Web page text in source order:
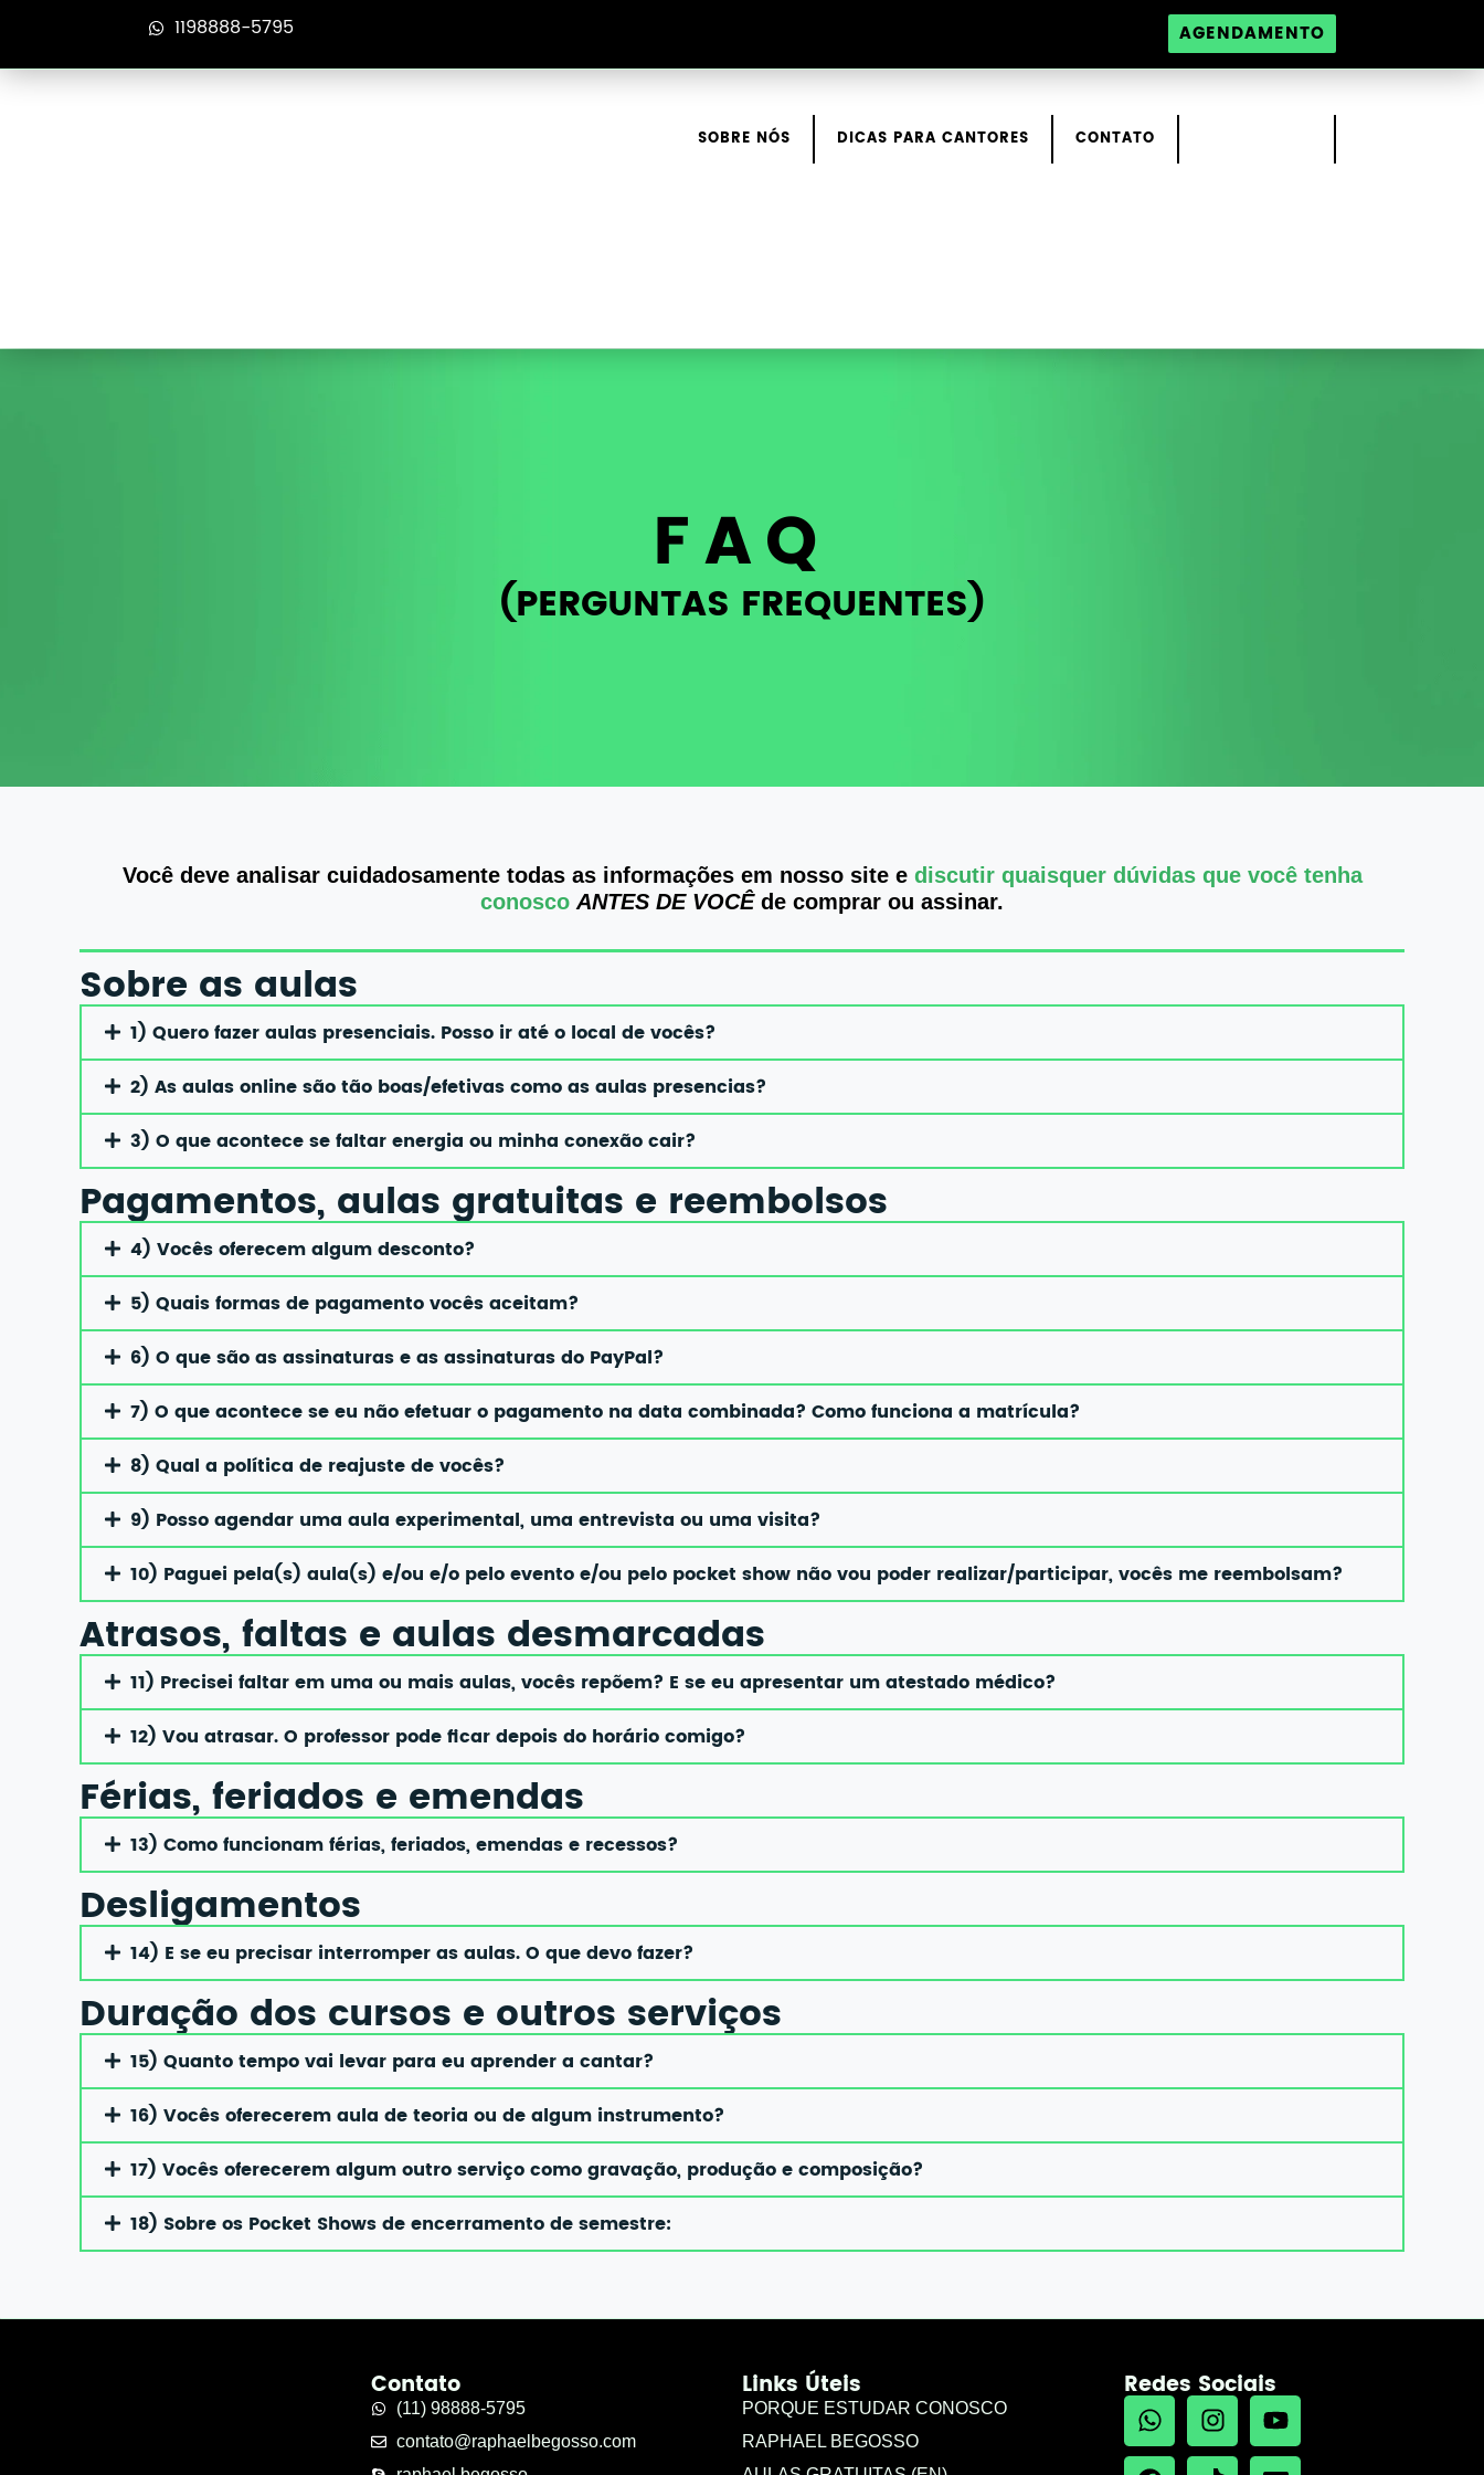
1198888-5795 AGENDAMENTO
SOBRE NÓS DICAS PARA CANTORES CONTATO
FAQ
(PERGUNTAS FREQUENTES)
Você deve analisar cuidadosamente todas as informações em nosso site e discutir quaisquer dúvidas que você tenha
conosco ANTES DE VOCÊde comprar ou assinar.
Sobre as aulas
1) Quero fazer aulas presenciais. Posso ir até o local de vocês?
2) As aulas online são tão boas/efetivas como as aulas presencias?
3) O que acontece se faltar energia ou minha conexão cair?
Pagamentos, aulas gratuitas e reembolsos
4) Vocês oferecem algum desconto?
5) Quais formas de pagamento vocês aceitam?
6) O que são as assinaturas e as assinaturas do PayPal?
7) O que acontece se eu não efetuar o pagamento na data combinada? Como funciona a matrícula?
8) Qual a política de reajuste de vocês?
9) Posso agendar uma aula experimental, uma entrevista ou uma visita?
10) Paguei pela(s) aula(s) e/ou e/o pelo evento e/ou pelo pocket show não vou poder realizar/participar, vocês me reembolsam?
Atrasos, faltas e aulas desmarcadas
11) Precisei faltar em uma ou mais aulas, vocês repõem? E se eu apresentar um atestado médico?
12) Vou atrasar. O professor pode ficar depois do horário comigo?
Férias, feriados e emendas
13) Como funcionam férias, feriados, emendas e recessos?
Desligamentos
14) E se eu precisar interromper as aulas. O que devo fazer?
Duração dos cursos e outros serviços
15) Quanto tempo vai levar para eu aprender a cantar?
16) Vocês oferecerem aula de teoria ou de algum instrumento?
17) Vocês oferecerem algum outro serviço como gravação, produção e composição?
18) Sobre os Pocket Shows de encerramento de semestre:
Contato
(11) 98888-5795
contato@raphaelbegosso.com
Links Úteis
PORQUE ESTUDAR CONOSCO
RAPHAEL BEGOSSO
Redes Sociais